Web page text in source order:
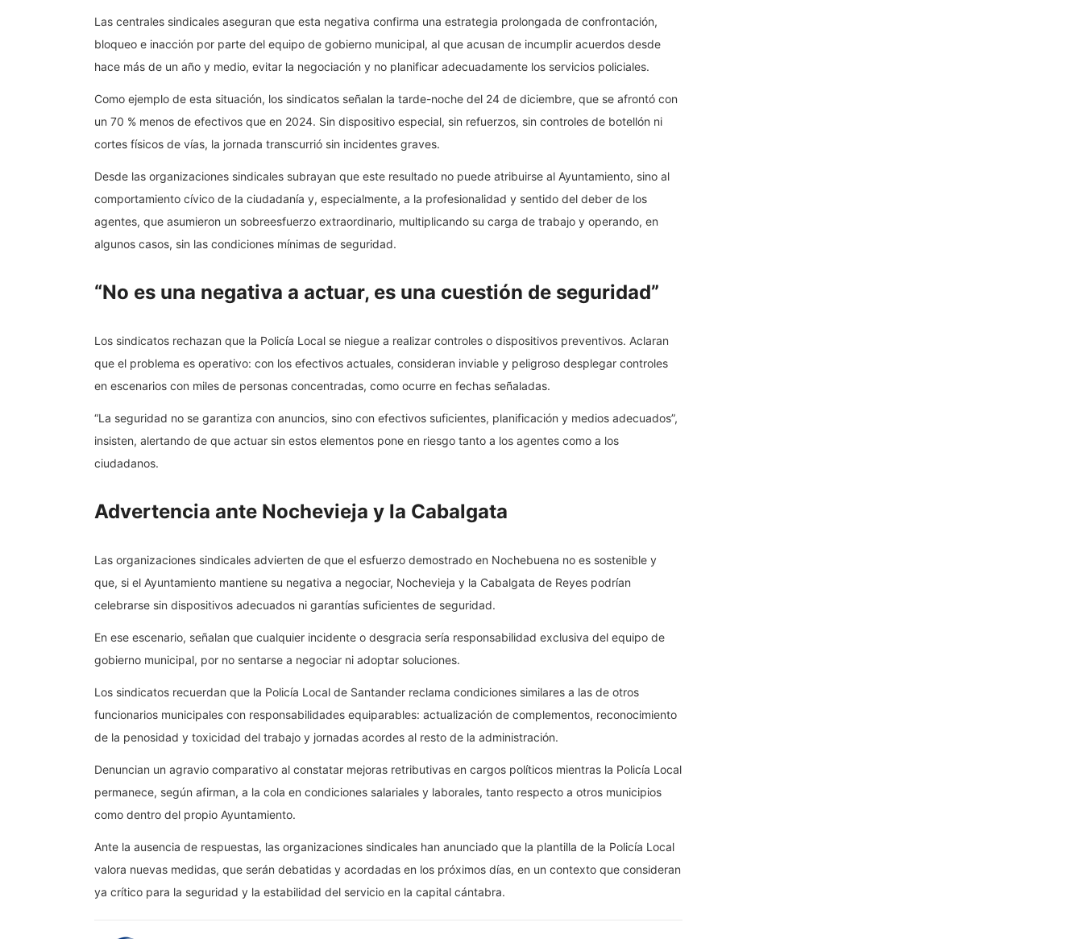
Las centrales sindicales aseguran que esta negativa confirma una estrategia prolongada de confrontación,
bloqueo e inacción por parte del equipo de gobierno municipal, al que acusan de incumplir acuerdos desde
hace más de un año y medio, evitar la negociación y no planificar adecuadamente los servicios policiales.
Como ejemplo de esta situación, los sindicatos señalan la tarde-noche del 24 de diciembre, que se afrontó con
un 70 % menos de efectivos que en 2024. Sin dispositivo especial, sin refuerzos, sin controles de botellón ni
cortes físicos de vías, la jornada transcurrió sin incidentes graves.
Desde las organizaciones sindicales subrayan que este resultado no puede atribuirse al Ayuntamiento, sino al
comportamiento cívico de la ciudadanía y, especialmente, a la profesionalidad y sentido del deber de los
agentes, que asumieron un sobreesfuerzo extraordinario, multiplicando su carga de trabajo y operando, en
algunos casos, sin las condiciones mínimas de seguridad.
“No es una negativa a actuar, es una cuestión de seguridad”
Los sindicatos rechazan que la Policía Local se niegue a realizar controles o dispositivos preventivos. Aclaran
que el problema es operativo: con los efectivos actuales, consideran inviable y peligroso desplegar controles
en escenarios con miles de personas concentradas, como ocurre en fechas señaladas.
“La seguridad no se garantiza con anuncios, sino con efectivos suficientes, planificación y medios adecuados”,
insisten, alertando de que actuar sin estos elementos pone en riesgo tanto a los agentes como a los
ciudadanos.
Advertencia ante Nochevieja y la Cabalgata
Las organizaciones sindicales advierten de que el esfuerzo demostrado en Nochebuena no es sostenible y
que, si el Ayuntamiento mantiene su negativa a negociar, Nochevieja y la Cabalgata de Reyes podrían
celebrarse sin dispositivos adecuados ni garantías suficientes de seguridad.
En ese escenario, señalan que cualquier incidente o desgracia sería responsabilidad exclusiva del equipo de
gobierno municipal, por no sentarse a negociar ni adoptar soluciones.
Los sindicatos recuerdan que la Policía Local de Santander reclama condiciones similares a las de otros
funcionarios municipales con responsabilidades equiparables: actualización de complementos, reconocimiento
de la penosidad y toxicidad del trabajo y jornadas acordes al resto de la administración.
Denuncian un agravio comparativo al constatar mejoras retributivas en cargos políticos mientras la Policía Local
permanece, según afirman, a la cola en condiciones salariales y laborales, tanto respecto a otros municipios
como dentro del propio Ayuntamiento.
Ante la ausencia de respuestas, las organizaciones sindicales han anunciado que la plantilla de la Policía Local
valora nuevas medidas, que serán debatidas y acordadas en los próximos días, en un contexto que consideran
ya crítico para la seguridad y la estabilidad del servicio en la capital cántabra.